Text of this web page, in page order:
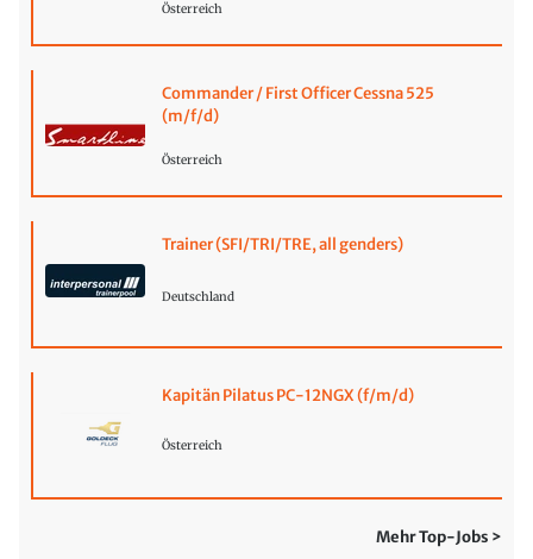
Österreich
Commander / First Officer Cessna 525
(m/f/d)
Österreich
Trainer (SFI/TRI/TRE, all genders)
Deutschland
Kapitän Pilatus PC-12NGX (f/m/d)
Österreich
Mehr Top-Jobs >